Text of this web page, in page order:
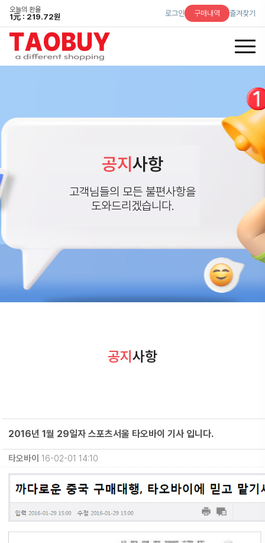
오늘의 환율
1元 : 219.72원 로그인 구매내역 즐겨찾기
공지 사항
고객님들의 모든 불편사항을
도와드리겠습니다.
공지 사항
2016년 1월 29일자 스포츠서울 타오바이 기사 입니다.
타오바이 16-02-01 14:10